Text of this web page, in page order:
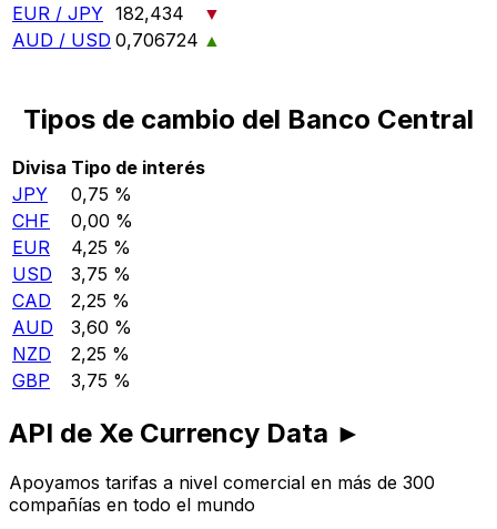
EUR / JPY 182,434
▼
AUD / USD 0,706724 ▲
Tipos de cambio del Banco Central
Divisa Tipo de interés
JPY
0,75 %
CHF
0,00 %
EUR
4,25 %
USD
3,75 %
CAD
2,25 %
AUD
3,60 %
NZD
2,25 %
GBP
3,75 %
API de Xe Currency Data ►
Apoyamos tarifas a nivel comercial en más de 300
compañías en todo el mundo